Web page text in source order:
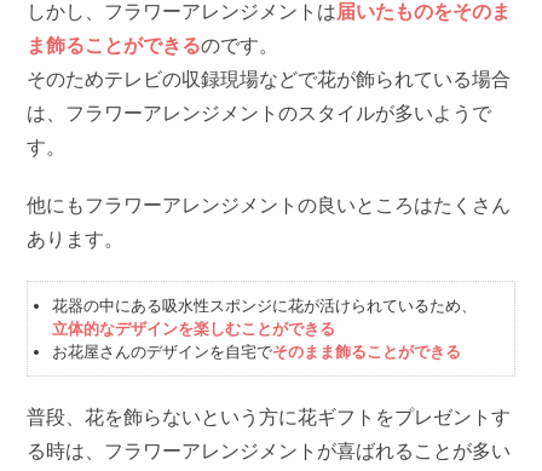
しかし、フラワーアレンジメントは届いたものをそのま
ま飾ることができるのです。
そのためテレビの収録現場などで花が飾られている場合
は、フラワーアレンジメントのスタイルが多いようで
す。
他にもフラワーアレンジメントの良いところはたくさん
あります。
花器の中にある吸水性スポンジに花が活けられているため、
立体的なデザインを楽しむことができる
お花屋さんのデザインを自宅でそのまま飾ることができる
普段、花を飾らないという方に花ギフトをプレゼントす
る時は、フラワーアレンジメントが喜ばれることが多い